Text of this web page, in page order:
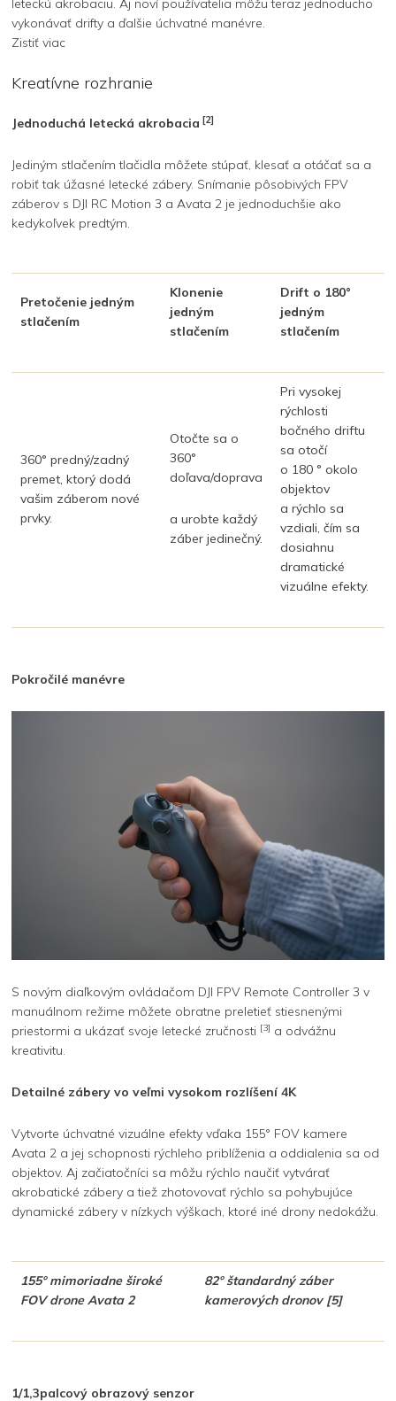
leteckú akrobaciu. Aj noví používatelia môžu teraz jednoducho
vykonávať drifty a ďalšie úchvatné manévre.
Zistiť viac
Kreatívne rozhranie
Jednoduchá letecká akrobacia [2]
Jediným stlačením tlačidla môžete stúpať, klesať a otáčať sa a
robiť tak úžasné letecké zábery. Snímanie pôsobivých FPV
záberov s DJI RC Motion 3 a Avata 2 je jednoduchšie ako
kedykoľvek predtým.
Pretočenie jedným
stlačením
Klonenie
jedným
stlačením
Drift o 180°
jedným
stlačením
360° predný/zadný
premet, ktorý dodá
vašim záberom nové
prvky.
Otočte sa o
360°
doľava/doprava
a urobte každý
záber jedinečný.
Pri vysokej
rýchlosti
bočného driftu
sa otočí
o 180 ° okolo
objektov
a rýchlo sa
vzdiali, čím sa
dosiahnu
dramatické
vizuálne efekty.
Pokročilé manévre
S novým diaľkovým ovládačom DJI FPV Remote Controller 3 v
manuálnom režime môžete obratne preletieť stiesnenými
priestormi a ukázať svoje letecké zručnosti [3] a odvážnu
kreativitu.
Detailné zábery vo veľmi vysokom rozlíšení 4K
Vytvorte úchvatné vizuálne efekty vďaka 155° FOV kamere
Avata 2 a jej schopnosti rýchleho priblíženia a oddialenia sa od
objektov. Aj začiatočníci sa môžu rýchlo naučiť vytvárať
akrobatické zábery a tiež zhotovovať rýchlo sa pohybujúce
dynamické zábery v nízkych výškach, ktoré iné drony nedokážu.
155° mimoriadne široké
FOV drone Avata 2
82° štandardný záber
kamerových dronov [5]
1/1,3palcový obrazový senzor